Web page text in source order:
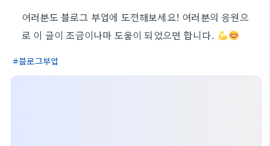
여러분도 블로그 부업에 도전해보세요! 여러분의 응원으
로 이 글이 조금이나마 도움이 되었으면 합니다.
블로그부업